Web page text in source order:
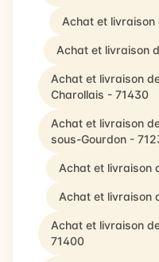
Achat et livraison
Achat et livraison
Achat et livraison
Charollais - 71430
Achat et livraison
sous-Gourdon -
Achat et livraison
Achat et livraison
Achat et livraison
71400